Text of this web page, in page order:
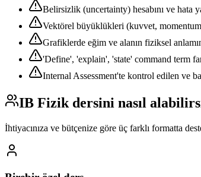
Belirsizlik (uncertainty) hesabını ve hata
Vektörel büyüklükleri (kuvvet,
Grafiklerde eğim ve alanın fiziksel
'Define', 'explain', 'state' command term
Internal Assessment'te kontrol edilen ve
IB Fizik dersini nasıl
İhtiyacınıza ve bütçenize göre üç farklı formatta